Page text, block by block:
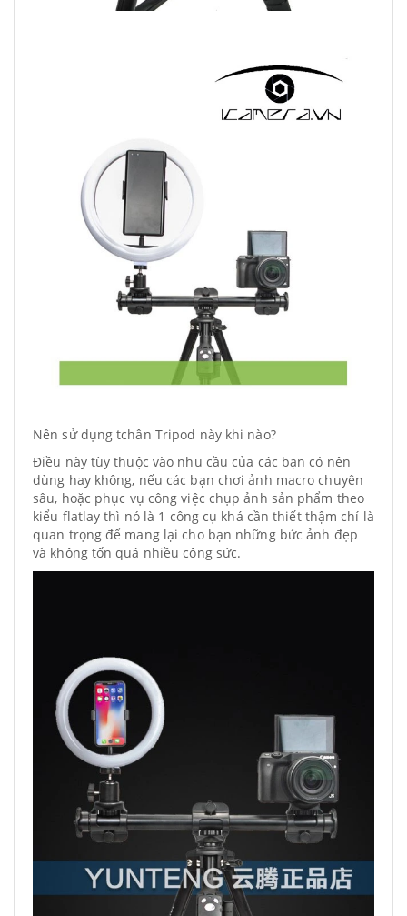
Nên sử dụng tchân Tripod này khi nào?
Điều này tùy thuộc vào nhu cầu của các bạn có nên
dùng hay không, nếu các bạn chơi ảnh macro chuyên
sâu, hoặc phục vụ công việc chụp ảnh sản phẩm theo
kiểu flatlay thì nó là 1 công cụ khá cần thiết thậm chí là
quan trọng để mang lại cho bạn những bức ảnh đẹp
và không tốn quá nhiều công sức.